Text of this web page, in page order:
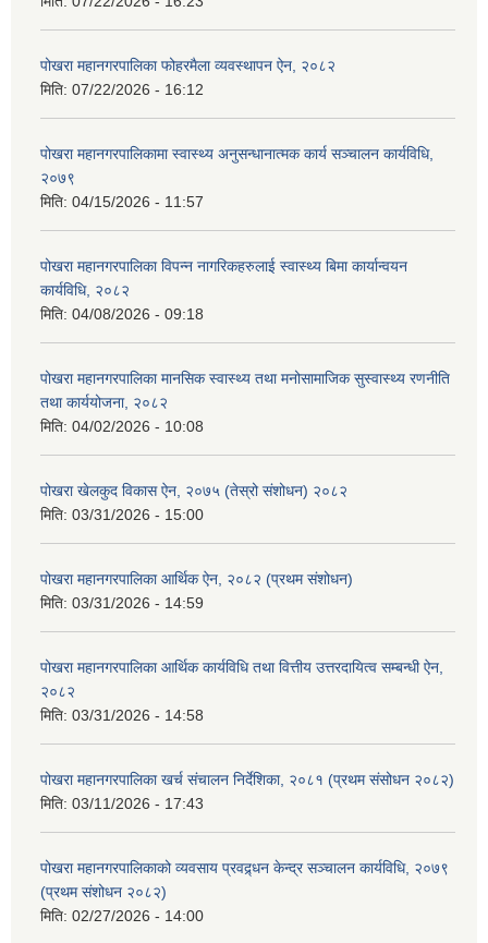
पोखरा महानगरपालिका फोहरमैला व्यवस्थापन ऐन, २०८२
मिति: 07/22/2026 - 16:12
पोखरा महानगरपालिकामा स्वास्थ्य अनुसन्धानात्मक कार्य सञ्चालन कार्यविधि,
२०७९
मिति: 04/15/2026 - 11:57
पोखरा महानगरपालिका विपन्न नागरिकहरुलाई स्वास्थ्य बिमा कार्यान्वयन
कार्यविधि, २०८२
मिति: 04/08/2026 - 09:18
पोखरा महानगरपालिका मानसिक स्वास्थ्य तथा मनोसामाजिक सुस्वास्थ्य रणनीति
तथा कार्ययोजना, २०८२
मिति: 04/02/2026 - 10:08
पोखरा खेलकुद विकास ऐन, २०७५ (तेस्रो संशोधन) २०८२
मिति: 03/31/2026 - 15:00
पोखरा महानगरपालिका आर्थिक ऐन, २०८२ (प्रथम संशोधन)
मिति: 03/31/2026 - 14:59
पोखरा महानगरपालिका आर्थिक कार्यविधि तथा वित्तीय उत्तरदायित्व सम्बन्धी ऐन,
२०८२
मिति: 03/31/2026 - 14:58
पोखरा महानगरपालिका खर्च संचालन निर्देशिका, २०८१ (प्रथम संसोधन २०८२)
मिति: 03/11/2026 - 17:43
पोखरा महानगरपालिकाको व्यवसाय प्रवद्र्धन केन्द्र सञ्चालन कार्यविधि, २०७९
(प्रथम संशोधन २०८२)
मिति: 02/27/2026 - 14:00